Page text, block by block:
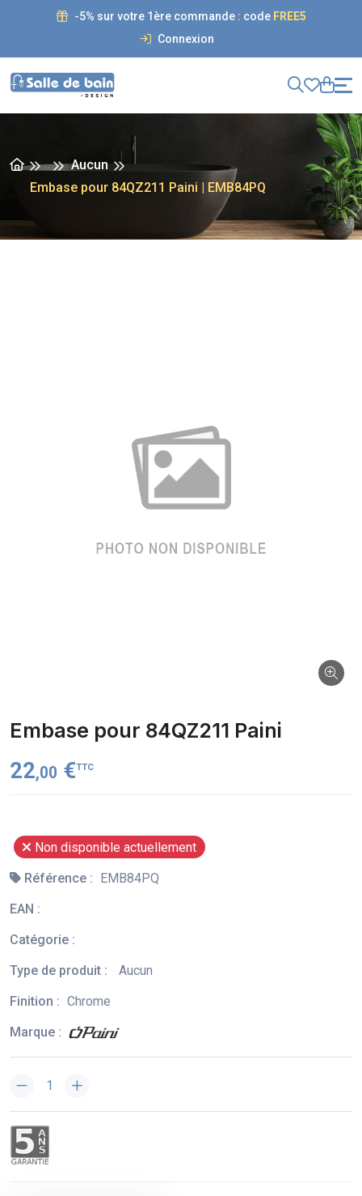
-5% sur votre 1ère commande : code FREE5
Connexion
Aucun
Embase pour 84QZ211 Paini | EMB84PQ
Embase pour 84QZ211 Paini
22,00 €TTC
Non disponible actuellement
Référence : EMB84PQ
EAN :
Catégorie :
Type de produit :
Aucun
Finition : Chrome
Marque :